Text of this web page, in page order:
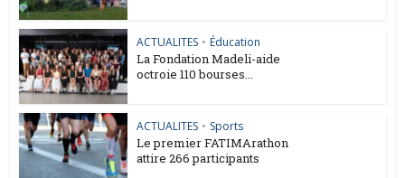
ACTUALITES • Éducation
La Fondation Madeli-aide
octroie 110 bourses...
ACTUALITES • Sports
Le premier FATIMArathon
attire 266 participants